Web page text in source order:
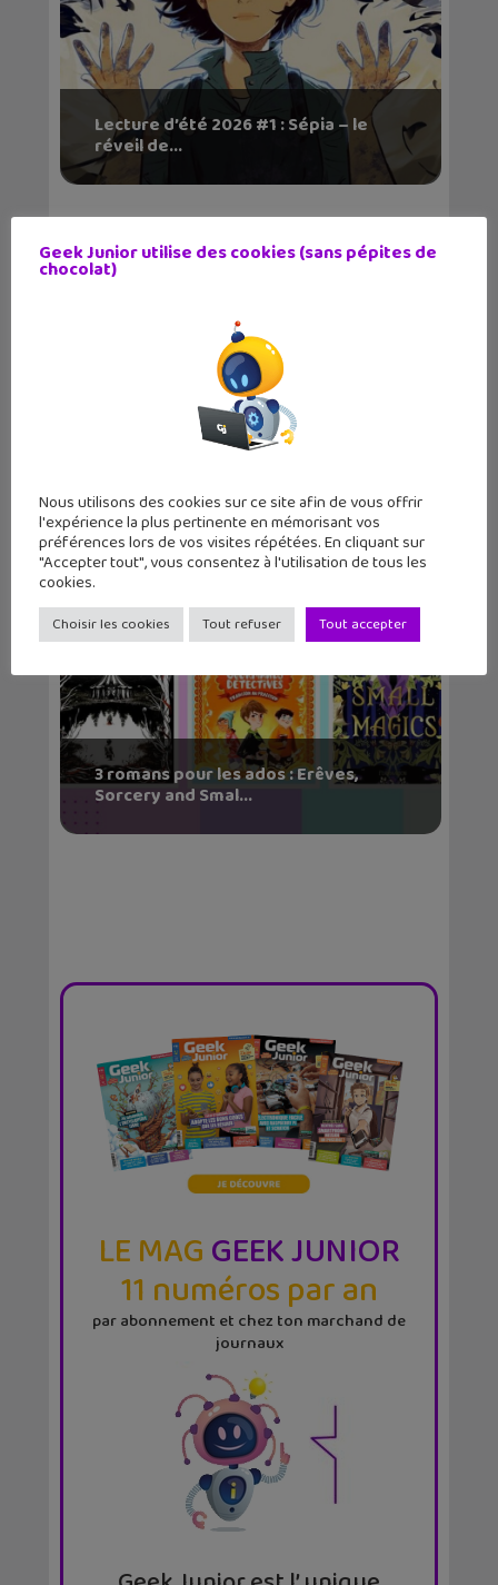
Lecture d’été 2026 #1 : Sépia – le
réveil de...
3 romans pour les ados : Erêves,
Sorcery and Smal...
LE MAGGEEK JUNIOR
11 numéros par an
par abonnement et chez ton marchand de
journaux
Geek Junior utilise des cookies (sans pépites de
chocolat)
Nous utilisons des cookies sur ce site afin de vous offrir
l'expérience la plus pertinente en mémorisant vos
préférences lors de vos visites répétées. En cliquant sur
"Accepter tout", vous consentez à l'utilisation de tous les
cookies.
Choisir les cookies Tout refuser Tout accepter